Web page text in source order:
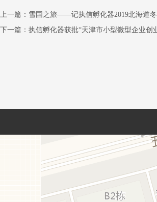
上一篇： 雪国之旅——记执信孵化器2019北海道
下一篇： 执信孵化器获批“天津市小型微型企业创